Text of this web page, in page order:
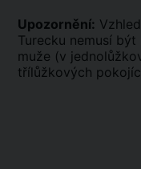
Upozornění:
Turecku nemusí
muže (v
třílůžkových